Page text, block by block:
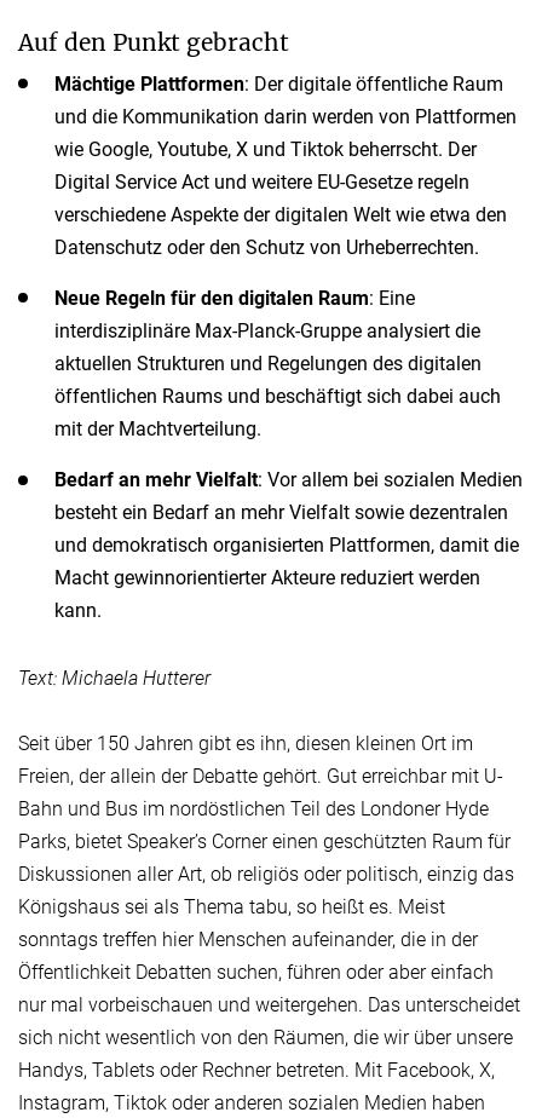
Auf den Punkt gebracht
Mächtige Plattformen: Der digitale öffentliche Raum
und die Kommunikation darin werden von Plattformen
wie Google, Youtube, X und Tiktok beherrscht. Der
Digital Service Act und weitere EU-Gesetze regeln
verschiedene Aspekte der digitalen Welt wie etwa den
Datenschutz oder den Schutz von Urheberrechten.
Neue Regeln für den digitalen Raum: Eine
interdisziplinäre Max-Planck-Gruppe analysiert die
aktuellen Strukturen und Regelungen des digitalen
öffentlichen Raums und beschäftigt sich dabei auch
mit der Machtverteilung.
Bedarf an mehr Vielfalt: Vor allem bei sozialen Medien
besteht ein Bedarf an mehr Vielfalt sowie dezentralen
und demokratisch organisierten Plattformen, damit die
Macht gewinnorientierter Akteure reduziert werden
kann.
Text: Michaela Hutterer
Seit über 150 Jahren gibt es ihn, diesen kleinen Ort im
Freien, der allein der Debatte gehört. Gut erreichbar mit U-
Bahn und Bus im nordöstlichen Teil des Londoner Hyde
Parks, bietet Speaker’s Corner einen geschützten Raum für
Diskussionen aller Art, ob religiös oder politisch, einzig das
Königshaus sei als Thema tabu, so heißt es. Meist
sonntags treffen hier Menschen aufeinander, die in der
Öffentlichkeit Debatten suchen, führen oder aber einfach
nur mal vorbeischauen und weitergehen. Das unterscheidet
sich nicht wesentlich von den Räumen, die wir über unsere
Handys, Tablets oder Rechner betreten. Mit Facebook, X,
Instagram, Tiktok oder anderen sozialen Medien haben